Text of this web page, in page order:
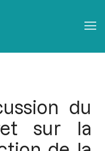
du
sur la